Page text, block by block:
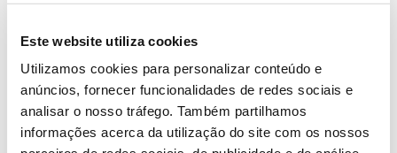
Este website utiliza cookies
Utilizamos cookies para personalizar conteúdo e
anúncios, fornecer funcionalidades de redes sociais e
analisar o nosso tráfego. Também partilhamos
informações acerca da utilização do site com os nossos
Górgia, Tiago Aldeia e Alexandre da Silva numa ação
cada um de nós tem na proteção das florestas,
através de um consumo responsável. O papel dos
cadernos onde escrevemos, as rolhas das garrafas de
vinho que compramos ou o palco da última peça de
teatro a que assistiu são exemplos dos muitos